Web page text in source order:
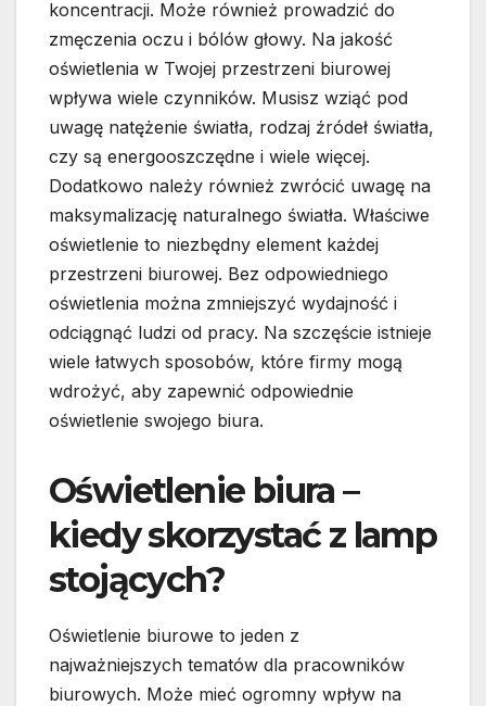
koncentracji. Może również prowadzić do
zmęczenia oczu i bólów głowy. Na jakość
oświetlenia w Twojej przestrzeni biurowej
wpływa wiele czynników. Musisz wziąć pod
uwagę natężenie światła, rodzaj źródeł światła,
czy są energooszczędne i wiele więcej.
Dodatkowo należy również zwrócić uwagę na
maksymalizację naturalnego światła. Właściwe
oświetlenie to niezbędny element każdej
przestrzeni biurowej. Bez odpowiedniego
oświetlenia można zmniejszyć wydajność i
odciągnąć ludzi od pracy. Na szczęście istnieje
wiele łatwych sposobów, które firmy mogą
wdrożyć, aby zapewnić odpowiednie
oświetlenie swojego biura.
Oświetlenie biura –
kiedy skorzystać z lamp
stojących?
Oświetlenie biurowe to jeden z
najważniejszych tematów dla pracowników
biurowych. Może mieć ogromny wpływ na